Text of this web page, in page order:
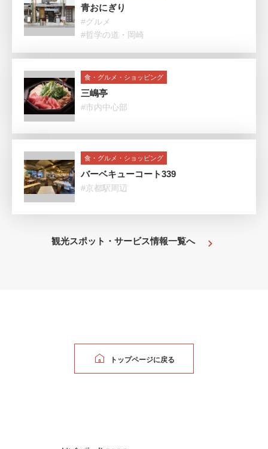
青おにぎり
#グルメ
#哲学の道・岡崎
食・グルメ・ショッピング
三嶋亭
#市内中心部
食・グルメ・ショッピング
バーベキューコート339
#京都駅周辺
観光スポット・サービス情報一覧へ
トップページに戻る